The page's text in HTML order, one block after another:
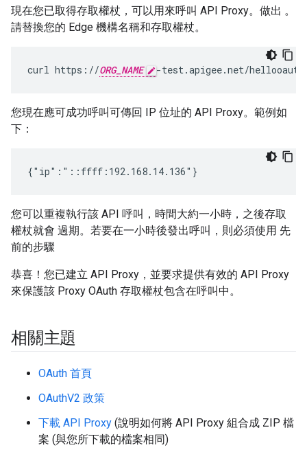
現在您已取得存取權杖，可以用來呼叫 API Proxy。做出 。
請替換您的 Edge 機構名稱和存取權杖。
curl https://ORG_NAME -test.apigee.net/
您現在應可成功呼叫可傳回 IP 位址的 API Proxy。範例如
下：
{"ip":"::ffff:192.168.14.136"}
您可以重複執行該 API 呼叫，時間大約一小時，之後存取
權杖就會 過期。若要在一小時後發出呼叫，則必須使用 先
前的步驟
恭喜！您已建立 API Proxy，並要求提供有效的 API Proxy
來保護該 Proxy OAuth 存取權杖包含在呼叫中。
相關主題
OAuth 首頁
OAuthV2 政策
下載 API Proxy (說明如何將 API Proxy 組合成 ZIP 檔
案 (與您所下載的檔案相同)